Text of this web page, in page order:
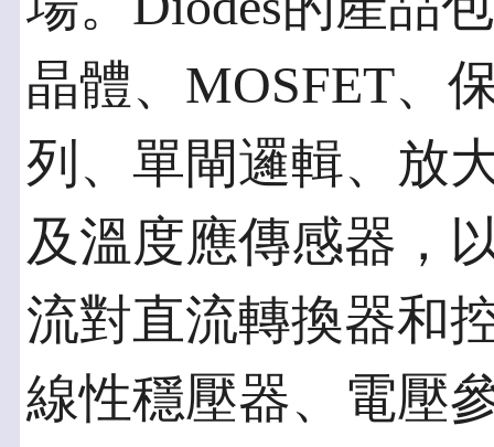
晶體、MOSFET、
列、單閘邏輯、放
及溫度應傳感器，
流對直流轉換器和
線性穩壓器、電壓